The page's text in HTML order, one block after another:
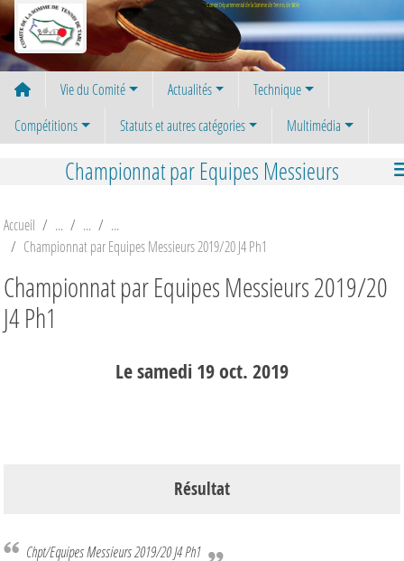
Comité Départemental de la Somme de Tennis de Table
Vie du Comité Actualités
Technique
Compétitions
Statuts et autres catégories Multimédia
Championnat par Equipes Messieurs
Accueil
Championnat par Equipes Messieurs 2019/20 J4 Ph1
Championnat par Equipes Messieurs 2019/20
J4 Ph1
Lesamedi19oct.2019
Résultat
Chpt/Equipes Messieurs 2019/20 J4 Ph1
Panneau de gestion des cookies